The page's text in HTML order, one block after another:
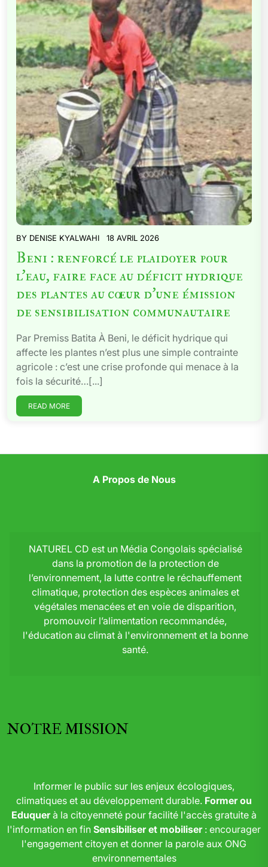
BY DENISE KYALWAHI 18 AVRIL 2026
Beni : renforcé le plaidoyer pour
l’eau, faire face au déficit hydrique
des plantes au cœur d’une émission
de sensibilisation communautaire
Par Premiss Batita À Beni, le déficit hydrique qui
affecte les plantes n’est plus une simple contrainte
agricole : c’est une crise profonde qui menace à la
fois la sécurité…[...]
READ MORE
A Propos de Nous
NATUREL CD est un Média Congolais spécialisé
dans la promotion de la protection de
l’environnement, la lutte contre le réchauffement
climatique, protection des espèces animales et
végétales menacées et en voie de disparition,
promouvoir l’alimentation recommandée,
l'éducation au climat à l'environnement et la bonne
santé.
NOTRE MISSION
Informer le public sur les enjeux écologiques,
climatiques et au développement durable. Former ou
Eduquerà la citoyenneté pour facilité l'accès gratuite à
l'information en fin Sensibiliser et mobiliser: encourager
l'engagement citoyen et donner la parole aux ONG
environnementales